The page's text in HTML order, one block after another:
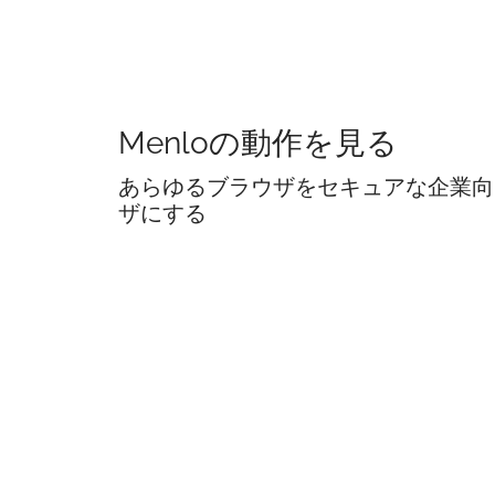
Menloの動作を見る
あらゆるブラウザをセキュアな企業
ザにする